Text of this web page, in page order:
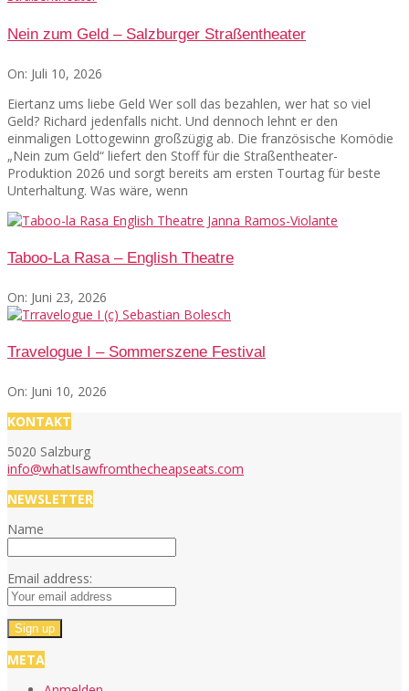
Nein zum Geld – Salzburger Straßentheater
On: Juli 10, 2026
Eiertanz ums liebe Geld Wer soll das bezahlen, wer hat so viel
Geld? Richard jedenfalls nicht. Und dennoch lehnt er den
einmaligen Lottogewinn großzügig ab. Die französische Komödie
„Nein zum Geld“ liefert den Stoff für die Straßentheater-
Produktion 2026 und sorgt bereits am ersten Tourtag für beste
Unterhaltung. Was wäre, wenn
Taboo-La Rasa – English Theatre
On: Juni 23, 2026
Travelogue I – Sommerszene Festival
On: Juni 10, 2026
KONTAKT
5020 Salzburg
info@whatIsawfromthecheapseats.com
NEWSLETTER
Name
Email address:
META